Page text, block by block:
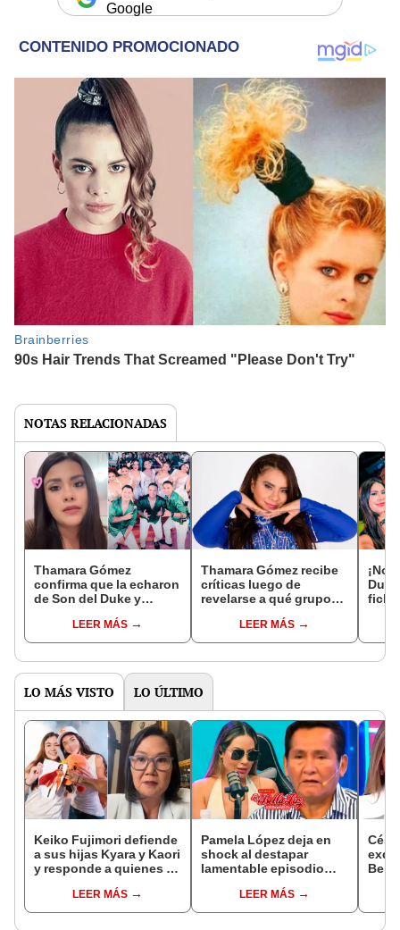
Google
NOTAS RELACIONADAS
Thamara Gómez
confirma que la echaron
de Son del Duke y
"Yo tengo un contrato
de por medio"
LEER MÁS
Thamara Gómez recibe
críticas luego de
revelarse a qué grupo
de Son del Duke: “Bajó
un peldaño”
LEER MÁS
¡No
LO MÁS VISTO LO ÚLTIMO
Keiko Fujimori defiende
a sus hijas Kyara y Kaori
y responde a quienes la
“No pueden decirme”
LEER MÁS
Pamela López deja en
shock al destapar
lamentable episodio
de La Bella Luz: "Hasta
el día de hoy ..."
LEER MÁS
la